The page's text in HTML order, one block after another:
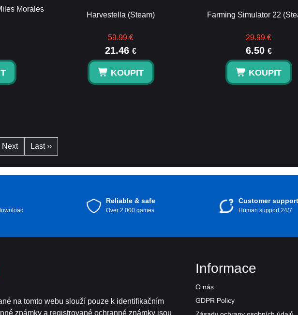
Morales
Harvestella (Steam)
59.99 €
21.46 €
KOUPIT
Farming Simulator 22
29.99 €
6.50 €
KOUPIT
Next Last ››
Reliable & safe
Over 2.000 games
Customer support
Human support 24/7
na tomto webu slouží pouze k identifikačním
známky a registrované ochranné známky jsou
Informace
O nás
GDPR Policy